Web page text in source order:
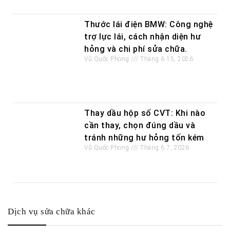
Thước lái điện BMW: Công nghệ
trợ lực lái, cách nhận diện hư
hỏng và chi phí sửa chữa.
Vũ Quốc Phong Tháng 6 15, 2026
Thay dầu hộp số CVT: Khi nào
cần thay, chọn đúng dầu và
tránh những hư hỏng tốn kém
Vũ Quốc Phong Tháng 6 7, 2026
Dịch vụ sửa chữa khác